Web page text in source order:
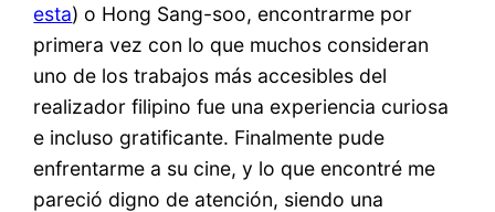
esta) o Hong Sang-soo, encontrarme por
primera vez con lo que muchos consideran
uno de los trabajos más accesibles del
realizador filipino fue una experiencia curiosa
e incluso gratificante. Finalmente pude
enfrentarme a su cine, y lo que encontré me
pareció digno de atención, siendo una